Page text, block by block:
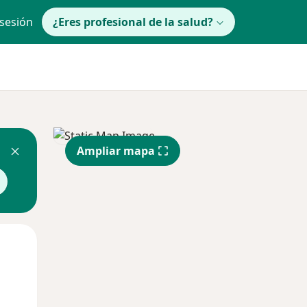
¿Eres profesional de la salud?
Ampliar mapa